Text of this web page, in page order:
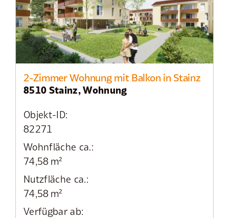
2-Zimmer Wohnung mit Balkon in Stainz
8510 Stainz, Wohnung
Objekt-ID:
82271
Wohnfläche ca.:
74,58 m²
Nutzfläche ca.:
74,58 m²
Verfügbar ab: